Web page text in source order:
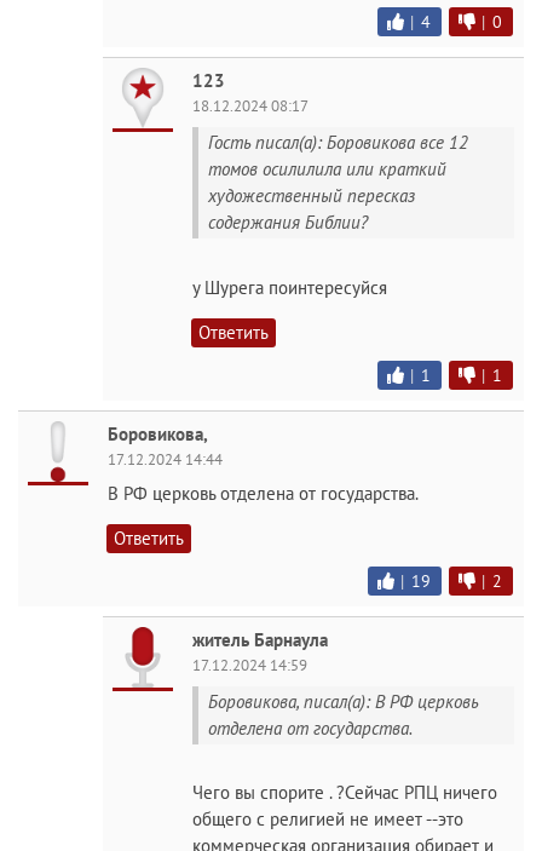
| 4 | 0
123
18.12.2024 08:17
Гость писал(а): Боровикова все 12
томов осилилила или краткий
художественный пересказ
содержания Библии?
у Шурега поинтересуйся
Ответить
| 1 | 1
Боровикова,
17.12.2024 14:44
В РФ церковь отделена от государства.
Ответить
| 19 | 2
житель Барнаула
17.12.2024 14:59
Боровикова, писал(а): В РФ церковь
отделена от государства.
Чего вы спорите . ?Сейчас РПЦ ничего
общего с религией не имеет --это
коммерческая организация обирает и